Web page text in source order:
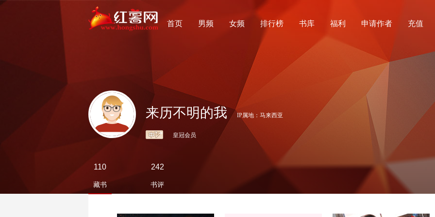
首页 男频 女频 排行榜 书库 福利 申请作者 充值
来历不明的我 IP属地：马来西亚
皇冠会员
110
藏书
242
书评